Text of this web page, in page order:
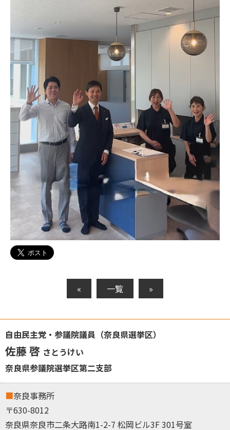
« 一覧 »
自由民主党・参議院議員（奈良県選挙区）
佐藤 啓 さとうけい
奈良県参議院選挙区第二支部
奈良事務所
〒630-8012
奈良県奈良市二条大路南1-2-7 松岡ビル3F 301号室